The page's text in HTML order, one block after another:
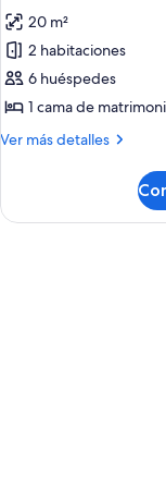
20 m²
2 habitaciones
6 huéspedes
1 cama de
Ver más detalles
Más